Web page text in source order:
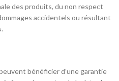
des produits, du non respect
accidentels ou résultant
bénéficier d’une garantie